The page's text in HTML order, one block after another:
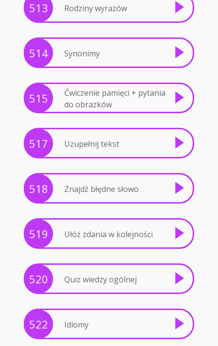
513 Rodziny wyrazów
514 Synonimy
515
Ćwiczenie pamięci + pytania
do obrazków
517 Uzupełnij tekst
518 Znajdź błędne słowo
519 Ułóż zdania w kolejności
520 Quiz wiedzy ogólnej
522 Idiomy